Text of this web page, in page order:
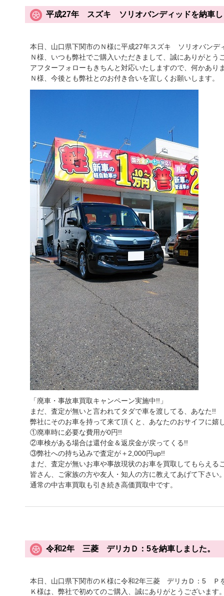
平成27年 スズキ ソリオバンディッドを納車し
本日、山口県下関市のＮ様に平成27年スズキ ソリオバン
Ｎ様、いつも弊社でご購入いただきまして、誠にありがとう
アフターフォローもきちんと対応いたしますので、何かあり
Ｎ様、今後とも弊社とのお付き合いを宜しくお願いします。
「廃車・事故車買取キャンペーン実施中!!」
まだ、査定が無いと言われてタダで車を渡してる、あなた!!
弊社にそのお車を持って来て頂くと、あなたのおサイフに嬉
①廃車時に必要な費用が0円!!
②車検がある場合は還付金＆返戻金が戻ってくる!!
③弊社への持ち込みで査定が＋2,000円up!!
まだ、査定が無いお車や事故現状のお車を買取してもらえる
皆さん、ご家族の方や友人・知人の方に教えてあげて下さい
通常の中古車買取も引き続き高価買取中です。
令和2年 三菱 デリカＤ：5を納車しました。
本日、山口県下関市のＫ様に令和2年三菱 デリカＤ：5 Ｐ
Ｋ様は、弊社で初めてのご購入、誠にありがとうございます